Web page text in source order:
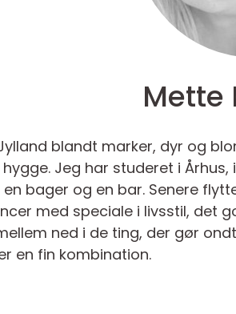
Mette
blandt marker, dyr og
Jeg har studeret i
bager og en bar. Senere
med speciale i livsstil, det
ned i de ting, der gør
en fin kombination.